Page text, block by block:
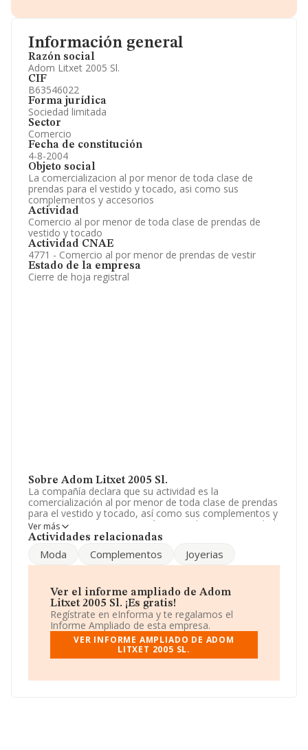
Información general
Razón social
Adom Litxet 2005 Sl.
CIF
B63546022
Forma jurídica
Sociedad limitada
Sector
Comercio
Fecha de constitución
4-8-2004
Objeto social
La comercializacion al por menor de toda clase de
prendas para el vestido y tocado, asi como sus
complementos y accesorios
Actividad
Comercio al por menor de toda clase de prendas de
vestido y tocado
Actividad CNAE
4771 - Comercio al por menor de prendas de vestir
Estado de la empresa
Cierre de hoja registral
Sobre Adom Litxet 2005 Sl.
La compañía declara que su actividad es la
comercialización al por menor de toda clase de prendas
para el vestido y tocado, así como sus complementos y
accesorios. La empresa está registrada como Sociedad
Limitada. Su CNAE corresponde a 4771 con código
establecimientos especializados'. La compañía es
importadora.
Ha contado con el mismo número de empleados y
teniendo en cuenta la información a disposición de
INFORMA, ha contado con un número de empleados
inferior a la media de sector.
La empresa españolaAdom Litxet 2005 S.L, con NIF
B63546022, está situada en Calle Aurora núm. 9 Plt 2 2,
Cataluña.
Ver más
Actividades relacionadas
Moda Complementos Joyerias
Ver el informe ampliado de Adom
Litxet 2005 Sl. ¡Es gratis!
Regístrate en eInforma y te regalamos el
Informe Ampliado de esta empresa.
VER INFORME AMPLIADO DE ADOM
LITXET 2005 SL.
Información oficial y registral complementaria.